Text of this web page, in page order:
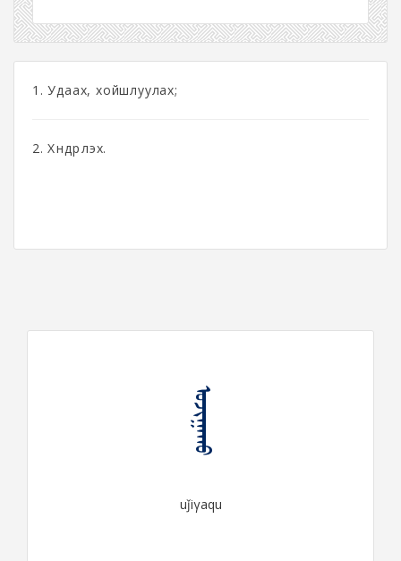
1. Удаах, хойшлуулах;
2. Хүндрүүлэх.
ᠤᠵᠢᠭᠠᠬᠤ
uǰiγaqu